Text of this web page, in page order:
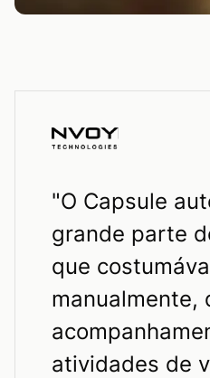
"O Capsule
grande parte
que
manualmente,
atividades de